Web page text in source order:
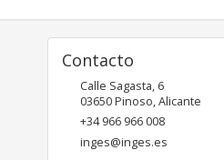
Contacto
Calle Sagasta, 6
03650Pinoso,Alicante
+34 966 966 008
inges@inges.es